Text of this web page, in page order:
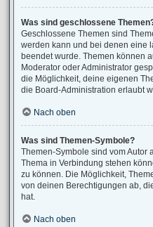
Was sind geschlossene
Geschlossene Themen sind
werden kann und bei denen eine
beendet wurde. Themen können
Moderator oder Administrator
die Möglichkeit, deine eigenen
die Board-Administration erlaubt
Nach oben
Was sind Themen-Symbole?
Themen-Symbole sind vom Autor
Thema in Verbindung stehen
zu können. Die Möglichkeit,
von deinen Berechtigungen ab,
hat.
Nach oben